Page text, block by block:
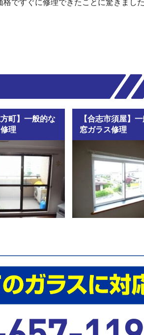
ですぐに修理できたことに驚きまし
方町】一般的な
理
【合志市須屋】
窓ガラス修理